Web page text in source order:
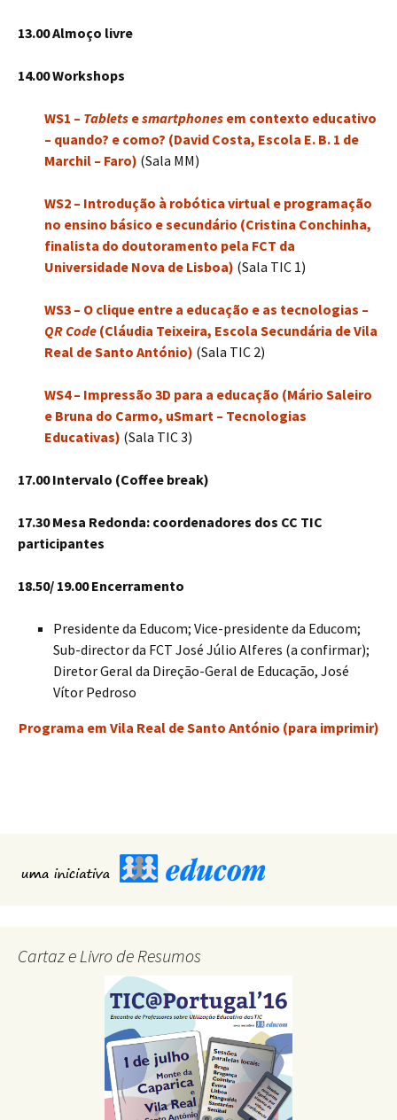
13.00 Almoço livre
14.00 Workshops
WS1 – Tablets esmartphones em contexto educativo
– quando? e como? (David Costa, Escola E. B. 1 de
Marchil – Faro) (Sala MM)
WS2 – Introdução à robótica virtual e programação
no ensino básico e secundário (Cristina Conchinha,
finalista do doutoramento pela FCT da
Universidade Nova de Lisboa) (Sala TIC 1)
WS3 – O clique entre a educação e as tecnologias –
QR Code (Cláudia Teixeira, Escola Secundária de Vila
Real de Santo António) (Sala TIC 2)
WS4 – Impressão 3D para a educação (Mário Saleiro
e Bruna do Carmo, uSmart – Tecnologias
Educativas) (Sala TIC 3)
17.00 Intervalo (Coffee break)
17.30 Mesa Redonda: coordenadores dos CC TIC
participantes
18.50/ 19.00 Encerramento
Presidente da Educom; Vice-presidente da Educom;
Sub-director da FCT José Júlio Alferes (a confirmar);
Diretor Geral da Direção-Geral de Educação, José
Vítor Pedroso
Programa em Vila Real de Santo António (para imprimir)
Cartaz e Livro de Resumos